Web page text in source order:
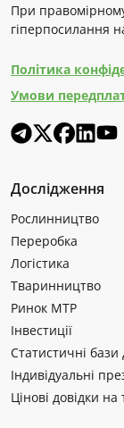
При
гіперпосилання
Політика
Умови
Дослідження
Рослинництво
Переробка
Логістика
Тваринництво
Ринок МТР
Інвестиції
Статистичні бази
Індивідуальні
Цінові довідки на